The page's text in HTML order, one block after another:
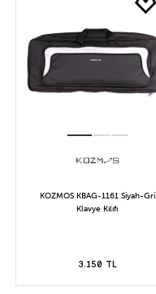
KOZMOS KBAG-1161 Siyah-Gri
Klavye Kılıfı
3.150 TL